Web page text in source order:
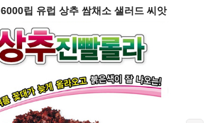
립 유럽 상추 쌈채소 샐러드 씨앗